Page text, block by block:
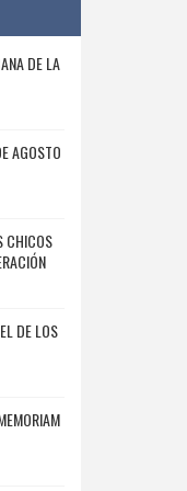
DE LA
AGOSTO
CHICOS
DE LOS